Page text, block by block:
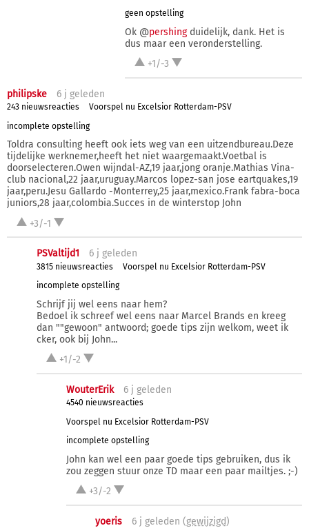
geen opstelling
Ok @pershingduidelijk, dank. Het is
dus maar een veronderstelling.
+1/-3
philipske 6 j geleden
243 nieuwsreacties
Voorspel nu Excelsior Rotterdam-PSV
incomplete opstelling
Toldra consulting heeft ook iets weg van een uitzendbureau.Deze
tijdelijke werknemer,heeft het niet waargemaakt.Voetbal is
doorselecteren.Owen wijndal-AZ,19 jaar,jong oranje.Mathias Vina-
club nacional,22 jaar,uruguay.Marcos lopez-san jose eartquakes,19
jaar,peru.Jesu Gallardo -Monterrey,25 jaar,mexico.Frank fabra-boca
juniors,28 jaar,colombia.Succes in de winterstop John
+3/-1
PSValtijd1 6 j geleden
3815 nieuwsreacties
Voorspel nu Excelsior Rotterdam-PSV
incomplete opstelling
Schrijf jij wel eens naar hem?
Bedoel ik schreef wel eens naar Marcel Brands en kreeg
dan ""gewoon" antwoord; goede tips zijn welkom, weet ik
cker, ook bij John...
+1/-2
WouterErik 6 j geleden
4540 nieuwsreacties
Voorspel nu Excelsior Rotterdam-PSV
incomplete opstelling
John kan wel een paar goede tips gebruiken, dus ik
zou zeggen stuur onze TD maar een paar mailtjes. ;-)
+3/-2
yoeris 6 j geleden (gewijzigd)